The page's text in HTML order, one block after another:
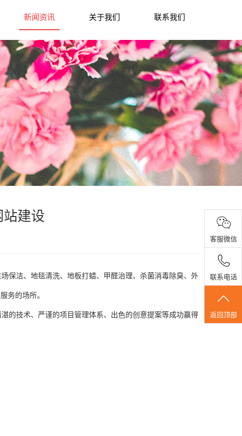
新闻资讯 关于我们 联系我们
建设
洁、地毯清洗、地板打蜡、甲醛治理、杀菌消毒除臭、外
务的场所。
技术、严谨的项目管理体系、出色的创意提案等成功赢得
客服微信
联系电话
返回顶部